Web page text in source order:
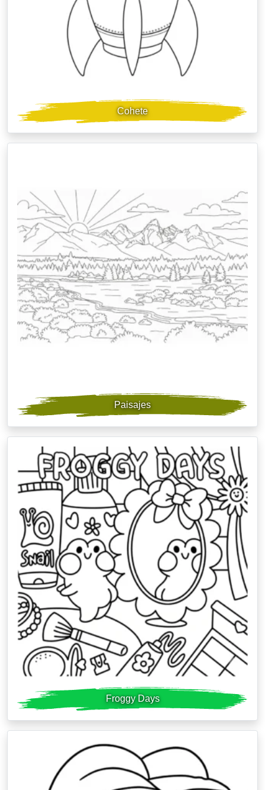
Cohete
Paisajes
Froggy Days